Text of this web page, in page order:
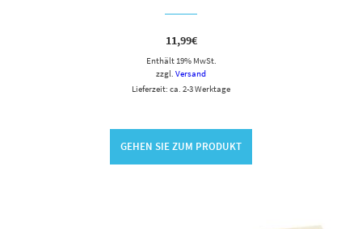
11,99€
Enthält 19% MwSt.
zzgl. Versand
Lieferzeit: ca. 2-3 Werktage
GEHEN SIE ZUM PRODUKT